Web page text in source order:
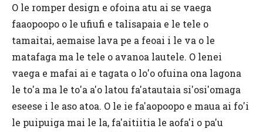
O le romper design e ofoina atu ai se vaega
faaopoopo o le ufiufi e talisapaia e le tele o
tamaitai, aemaise lava pe a feoai i le va o le
matafaga ma le tele o avanoa lautele. O lenei
vaega e mafai ai e tagata o lo'o ofuina ona lagona
le to'a ma le to'a a'o latou fa'atautaia si'osi'omaga
eseese i le aso atoa. O le ie fa'aopoopo e maua ai fo'i
le puipuiga mai le la, fa'aitiitia le aofa'i o pa'u